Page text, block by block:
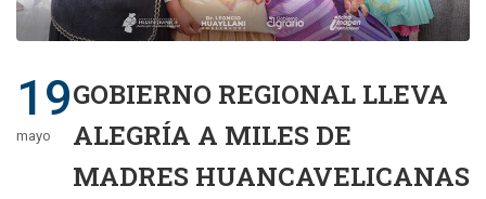
19
mayo
GOBIERNO REGIONAL LLEVA
ALEGRÍA A MILES DE
MADRES HUANCAVELICANAS